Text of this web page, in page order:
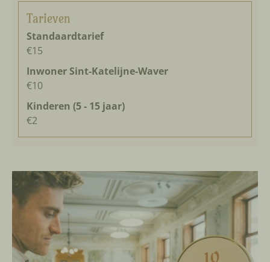
Tarieven
Standaardtarief
€15
Inwoner Sint-Katelijne-Waver
€10
Kinderen (5 - 15 jaar)
€2